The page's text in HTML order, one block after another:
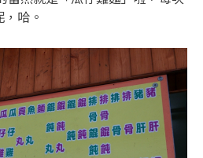
哈。